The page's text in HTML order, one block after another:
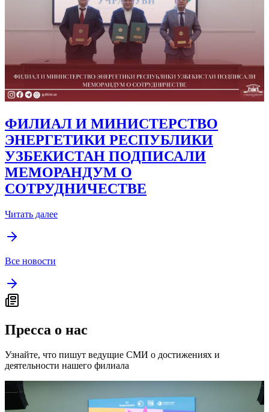
ФИЛИАЛ И МИНИСТЕРСТВО
ЭНЕРГЕТИКИ РЕСПУБЛИКИ
УЗБЕКИСТАН ПОДПИСАЛИ
МЕМОРАНДУМ О
СОТРУДНИЧЕСТВЕ
Читать далее
Все новости
Пресса о нас
Узнайте, что пишут ведущие СМИ о достижениях и
деятельности нашего филиала